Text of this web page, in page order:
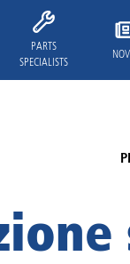
PARTS
SPECIALISTS